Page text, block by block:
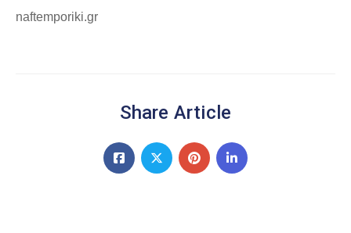
naftemporiki.gr
Share Article